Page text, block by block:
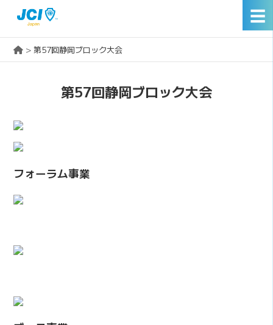
☰
> 第57回静岡ブロック大会
第57回静岡ブロック大会
フォーラム事業